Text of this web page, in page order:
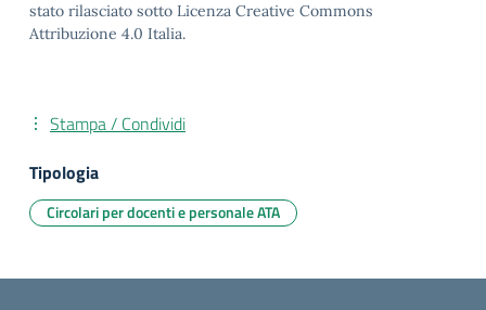
stato rilasciato sotto Licenza Creative Commons
Attribuzione 4.0 Italia.
Stampa / Condividi
Tipologia
Circolari per docenti e personale ATA